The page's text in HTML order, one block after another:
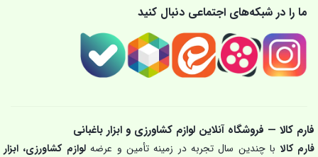
ما را در شبکه‌های اجتماعی دنبال کنید
فارم کالا — فروشگاه آنلاین لوازم کشاورزی و ابزار باغبانی
فارم کالا با چندین سال تجربه در زمینه تأمین و عرضهلوازم کشاورزی، ابزار